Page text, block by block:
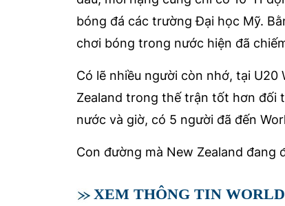
bóng đá các trường Đại học Mỹ.
chơi bóng trong nước hiện đã
Có lẽ nhiều người còn nhớ, tại
Zealand trong thế trận tốt hơn đối
nước và giờ, có 5 người đã đến
Con đường mà New Zealand đang
XEM THÔNG TIN